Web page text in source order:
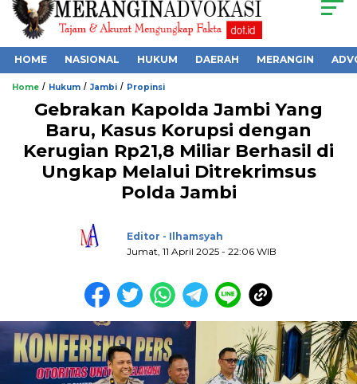
HOME NASIONAL HUKUM DAERAH MERANGIN
Home / Hukum / Jambi / Propinsi
Gebrakan Kapolda Jambi Yang
Baru, Kasus Korupsi dengan
Kerugian Rp21,8 Miliar Berhasil di
Ungkap Melalui Ditrekrimsus
Polda Jambi
Editor - Ilhamsyah
Jumat, 11 April 2025 - 22:06 WIB